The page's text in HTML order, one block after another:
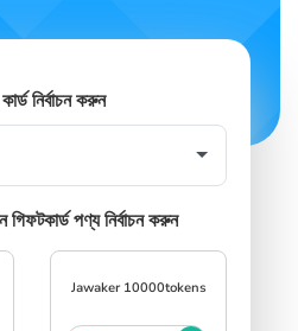
নির্বাচন করুন
পণ্য নির্বাচন করুন
Jawaker 10000tokens